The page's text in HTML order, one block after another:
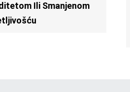
Ili Smanjenom